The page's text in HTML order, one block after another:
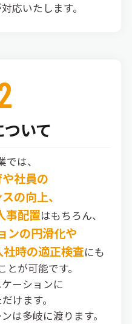
応いたします。
いて
は、
社員の
の向上、
事配置はもちろん、
ンの円滑化や
時の適正検査にも
が可能です。
ーションに
けます。
は多岐に渡ります。